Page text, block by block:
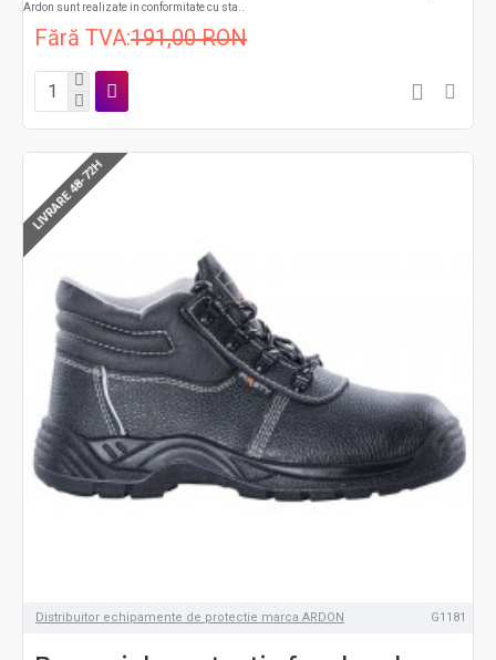
Ardon sunt realizate in conformitate cu sta..
Fără TVA:191,00 RON
LIVRARE 48-72H
Distribuitor echipamente de protectie marca ARDON G1181